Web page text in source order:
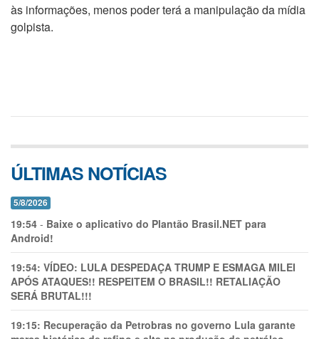
às informações, menos poder terá a manipulação da mídia
golpista.
ÚLTIMAS NOTÍCIAS
5/8/2026
19:54 - Baixe o aplicativo do Plantão Brasil.NET para
Android!
19:54: VÍDEO: LULA DESPEDAÇA TRUMP E ESMAGA MILEI
APÓS ATAQUES!! RESPEITEM O BRASIL!! RETALIAÇÃO
SERÁ BRUTAL!!!
19:15: Recuperação da Petrobras no governo Lula garante